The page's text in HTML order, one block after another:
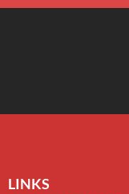
LINKS